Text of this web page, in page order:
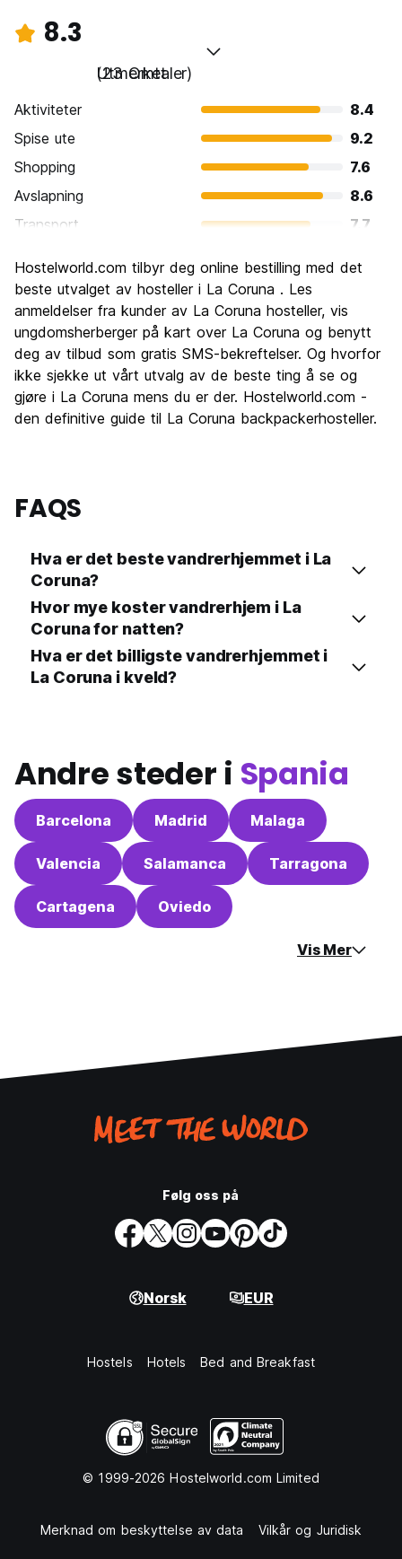
8.3
Utmerket
(23 Omtaler)
Aktiviteter
8.4
Spise ute
9.2
Shopping
7.6
Avslapning
8.6
Transport
7.7
Kultur
Feste
Verdi for pengene
8.5
Hostelworld.com tilbyr deg online bestilling med det
beste utvalget av hosteller i La Coruna . Les
anmeldelser fra kunder av La Coruna hosteller, vis
ungdomsherberger på kart over La Coruna og benytt
deg av tilbud som gratis SMS-bekreftelser. Og hvorfor
ikke sjekke ut vårt utvalg av de beste ting å se og
gjøre i La Coruna mens du er der. Hostelworld.com -
den definitive guide til La Coruna backpackerhosteller.
FAQS
Hva er det beste vandrerhjemmet i La
Coruna?
Hvor mye koster vandrerhjem i La
Coruna for natten?
Hva er det billigste vandrerhjemmet i
La Coruna i kveld?
Andre steder i Spania
Barcelona Madrid Malaga
Valencia Salamanca Tarragona
Cartagena Oviedo
Vis Mer
Følg oss på
Norsk EUR
Hostels Hotels Bed and Breakfast
© 1999-2026 Hostelworld.com Limited
Merknad om beskyttelse av data Vilkår og Juridisk